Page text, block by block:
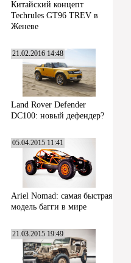
Китайский концепт
Techrules GT96 TREV в
Женеве
21.02.2016 14:48
Land Rover Defender
DC100: новый дефендер?
05.04.2015 11:41
Ariel Nomad: самая быстрая
модель багги в мире
21.03.2015 19:49